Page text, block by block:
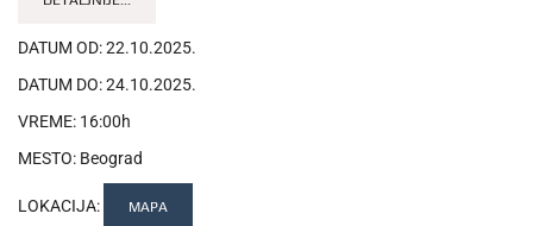
DATUM OD:22.10.2025.
DATUM DO:24.10.2025.
VREME: 16:00h
MESTO: Beograd
LOKACIJA: MAPA